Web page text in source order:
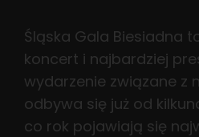
Śląska Gala Biesiadna
koncert i najbardziej
wydarzenie związane z
odbywa się już od
co rok pojawiają się